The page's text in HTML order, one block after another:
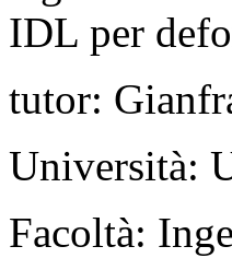
IDL per
tutor:
Università:
Facoltà: